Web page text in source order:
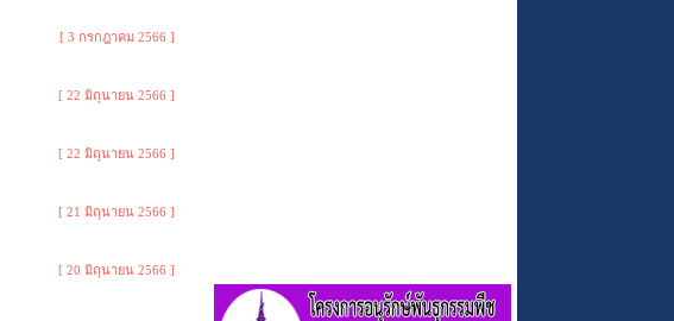
[ 3 กรกฎาคม 2566 ]
[ 22 มิถุนายน 2566 ]
[ 22 มิถุนายน 2566 ]
[ 21 มิถุนายน 2566 ]
[ 20 มิถุนายน 2566 ]